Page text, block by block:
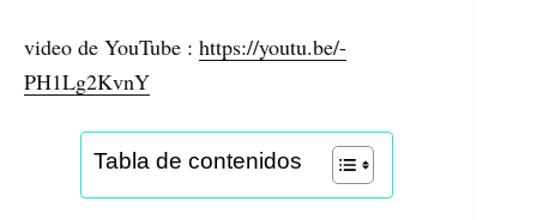
video de YouTube : https://youtu.be/-
PH1Lg2KvnY
Tabla de contenidos